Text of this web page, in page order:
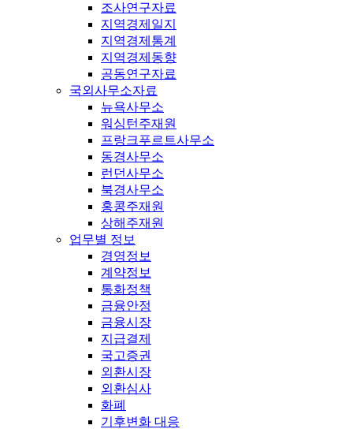
조사연구자료
지역경제일지
지역경제통계
지역경제동향
공동연구자료
국외사무소자료
뉴욕사무소
워싱턴주재원
프랑크푸르트사무소
동경사무소
런던사무소
북경사무소
홍콩주재원
상해주재원
업무별 정보
경영정보
계약정보
통화정책
금융안정
금융시장
지급결제
국고증권
외환시장
외환심사
화폐
기후변화 대응